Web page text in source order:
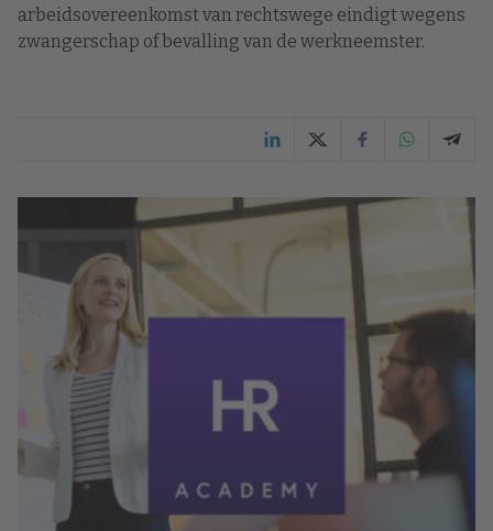
arbeidsovereenkomst van rechtswege eindigt wegens
zwangerschap of bevalling van de werkneemster.